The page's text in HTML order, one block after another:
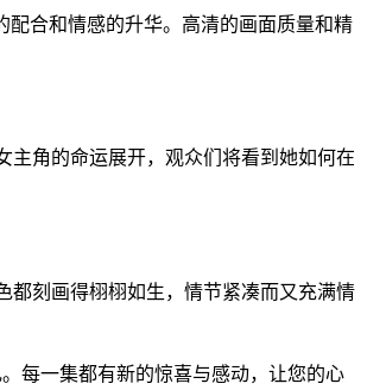
配合和情感的升华。高清的画面质量和精
主角的命运展开，观众们将看到她如何在
都刻画得栩栩如生，情节紧凑而又充满情
每一集都有新的惊喜与感动，让您的心